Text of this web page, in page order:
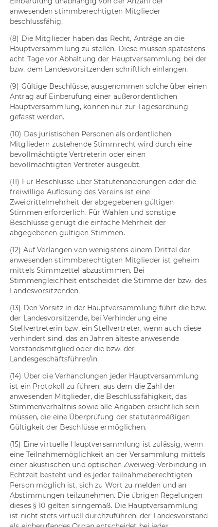
anwesenden stimmberechtigten Mitglieder
beschlussfähig.
(8) Die Mitglieder haben das Recht, Anträge an die
Hauptversammlung zu stellen. Diese müssen spätestens
acht Tage vor Abhaltung der Hauptversammlung bei der
bzw. dem Landesvorsitzenden schriftlich einlangen.
(9) Gültige Beschlüsse, ausgenommen solche über einen
Antrag auf Einberufung einer außerordentlichen
Hauptversammlung, können nur zur Tagesordnung
gefasst werden.
(10) Das juristischen Personen als ordentlichen
Mitgliedern zustehende Stimmrecht wird durch eine
bevollmächtigte Vertreterin oder einen
bevollmächtigten Vertreter ausgeübt.
(11) Für Beschlüsse über Statutenänderungen oder die
freiwillige Auflösung des Vereins ist eine
Zweidrittelmehrheit der abgegebenen gültigen
Stimmen erforderlich. Für Wahlen und sonstige
Beschlüsse genügt die einfache Mehrheit der
abgegebenen gültigen Stimmen.
(12) Auf Verlangen von wenigstens einem Drittel der
anwesenden stimmberechtigten Mitglieder ist geheim
mittels Stimmzettel abzustimmen. Bei
Stimmengleichheit entscheidet die Stimme der bzw. des
Landesvorsitzenden.
(13) Den Vorsitz in der Hauptversammlung führt die bzw.
der Landesvorsitzende, bei Verhinderung eine
Stellvertreterin bzw. ein Stellvertreter, wenn auch diese
verhindert sind, das an Jahren älteste anwesende
Vorstandsmitglied oder die bzw. der
Landesgeschäftsführer/in.
(14) Über die Verhandlungen jeder Hauptversammlung
ist ein Protokoll zu führen, aus dem die Zahl der
anwesenden Mitglieder, die Beschlussfähigkeit, das
Stimmenverhältnis sowie alle Angaben ersichtlich sein
müssen, die eine Überprüfung der statutenmäßigen
Gültigkeit der Beschlüsse ermöglichen.
(15) Eine virtuelle Hauptversammlung ist zulässig, wenn
eine Teilnahmemöglichkeit an der Versammlung mittels
einer akustischen und optischen Zweiweg-Verbindung in
Echtzeit besteht und es jeder teilnahmeberechtigten
Person möglich ist, sich zu Wort zu melden und an
Abstimmungen teilzunehmen. Die übrigen Regelungen
dieses § 10 gelten sinngemäß. Die Hauptversammlung
ist nicht stets virtuell durchzuführen; der Landesvorstand